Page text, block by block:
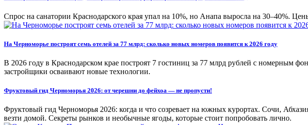
Спрос на санатории Краснодарского края упал на 10%, но Анапа выросла на 30–40%.
На Черноморье построят семь отелей за 77 млрд: сколько новых номеров появится к 2026 году
В 2026 году в Краснодарском крае построят 7 гостиниц за 77 млрд рублей с номерным
застройщики осваивают новые технологии.
Фруктовый гид Черноморья 2026: от черешни до фейхоа — не пропусти!
Фруктовый гид Черноморья 2026: когда и что созревает на южных курортах. Сочи,
везти домой. Секреты рынков и необычные ягоды, которые стоит попробовать лично.